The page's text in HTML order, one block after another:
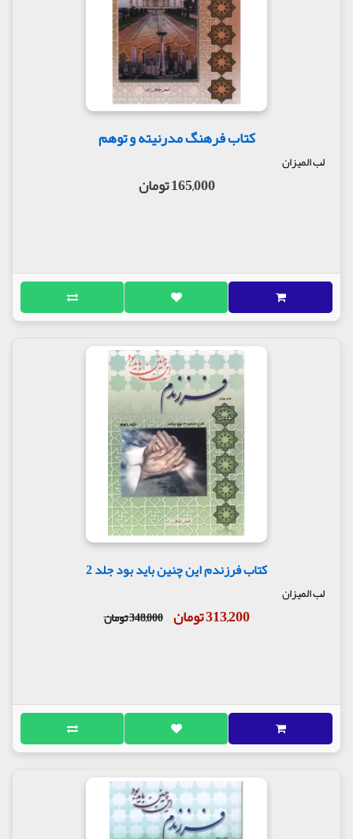
کتاب فرهنگ مدرنیته و توهم
لب المیزان
165,000 تومان
کتاب فرزندم این چنین باید بود جلد 2
لب المیزان
313,200 تومان 348,000 تومان